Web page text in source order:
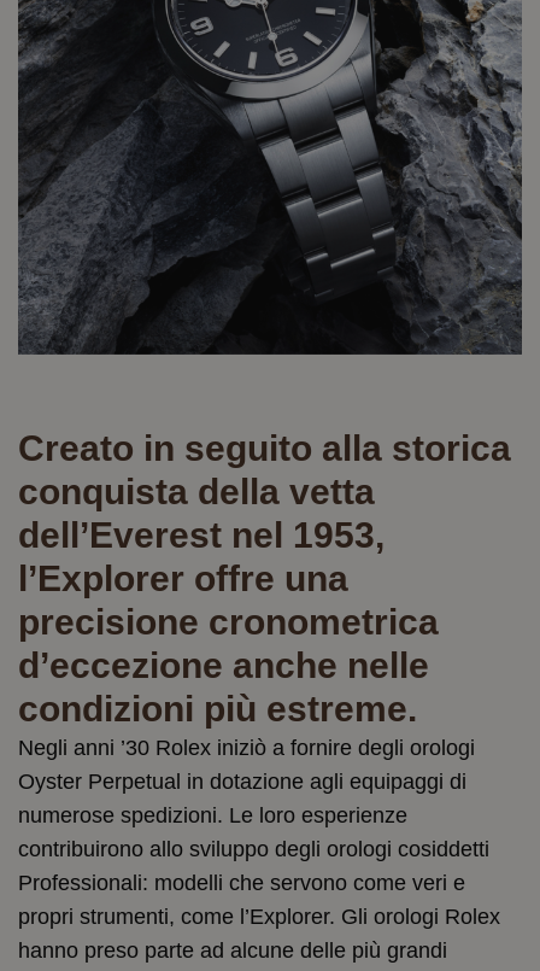
Creato in seguito alla storica
conquista della vetta
dell’Everest nel 1953,
l’Explorer offre una
precisione cronometrica
d’eccezione anche nelle
condizioni più estreme.
Negli anni ’30 Rolex iniziò a fornire degli orologi
Oyster Perpetual in dotazione agli equipaggi di
numerose spedizioni. Le loro esperienze
contribuirono allo sviluppo degli orologi cosiddetti
Professionali: modelli che servono come veri e
propri strumenti, come l’Explorer. Gli orologi Rolex
hanno preso parte ad alcune delle più grandi